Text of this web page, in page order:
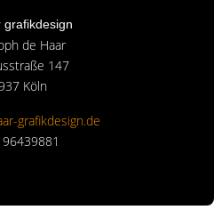
grafikdesign
de Haar
147
Köln
grafikdesign.de